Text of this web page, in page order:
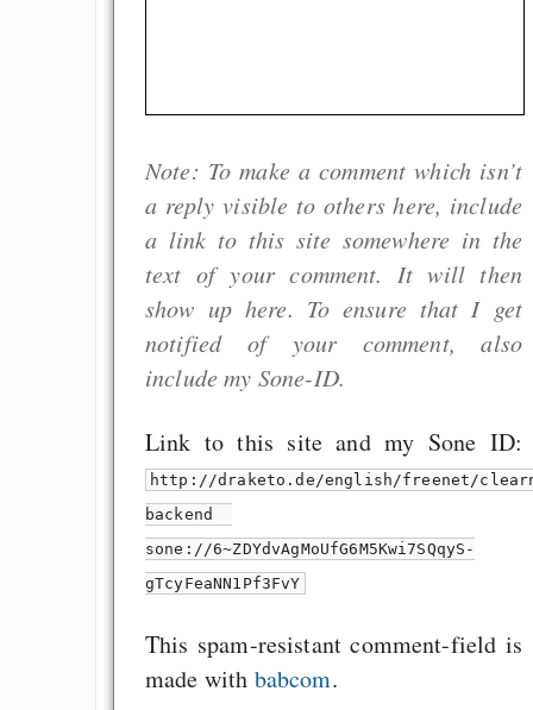
Note: To make a comment which isn’t
a reply visible to others here, include
a link to this site somewhere in the
text of your comment. It will then
show up here. To ensure that I get
notified of your comment, also
include my Sone-ID.
Link to this site and my Sone ID:
http://draketo.de/english/freenet/
backend
sone://6~ZDYdvAgMoUfG6M5Kwi7SQqyS-
gTcyFeaNN1Pf3FvY
This spam-resistant comment-field is
made with babcom.
GNU Taler ist,
behauptet
Recht auf
in der EU
Angestellten -- ab
2027 ab 50
Die Anstalt
Welt